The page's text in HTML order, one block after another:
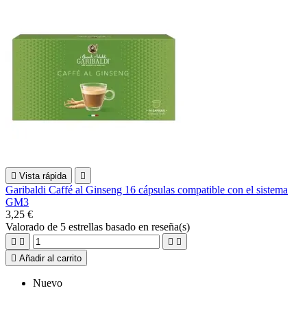
 Vista rápida 
Garibaldi Caffé al Ginseng 16 cápsulas compatible con el sistema
GM3
3,25 €
Valorado de 5 estrellas basado en reseña(s)
   
 Añadir al carrito
Nuevo